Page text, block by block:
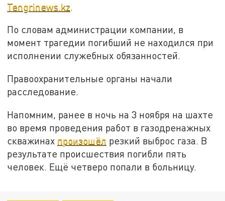
Tengrinews.kz.
По словам администрации компании, в
момент трагедии погибший не находился при
исполнении служебных обязанностей.
Правоохранительные органы начали
расследование.
Напомним, ранее в ночь на 3 ноября на шахте
во время проведения работ в газодренажных
скважинах произошёл резкий выброс газа. В
результате происшествия погибли пять
человек. Ещё четверо попали в больницу.